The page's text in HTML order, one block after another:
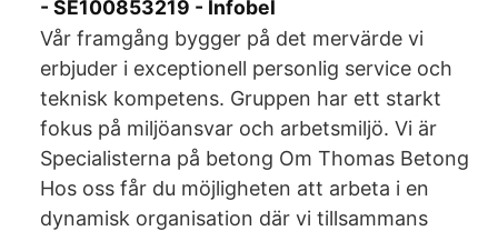
- SE100853219 - Infobel
Vår framgång bygger på det mervärde vi
erbjuder i exceptionell personlig service och
teknisk kompetens. Gruppen har ett starkt
fokus på miljöansvar och arbetsmiljö. Vi är
Specialisterna på betong Om Thomas Betong
Hos oss får du möjligheten att arbeta i en
dynamisk organisation där vi tillsammans